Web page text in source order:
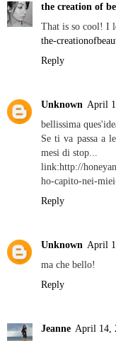
the creation of
That is so cool! I
the-
Reply
Unknown April
bellissima
Se ti va passa a
mesi di stop...
link:http://
ho-capito-nei-
Reply
Unknown April
ma che bello!
Reply
Jeanne April 14,